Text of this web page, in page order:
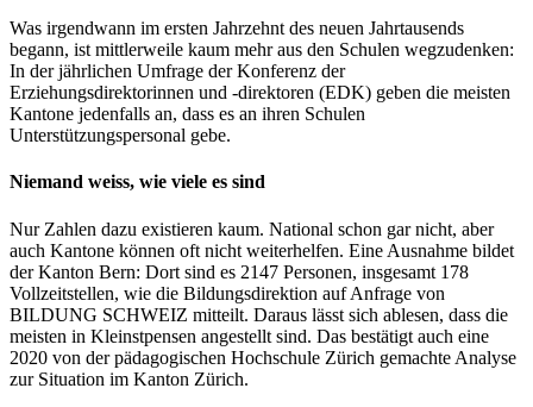
Was irgendwann im ersten Jahrzehnt des neuen Jahrtausends
begann, ist mittlerweile kaum mehr aus den Schulen wegzudenken:
In der jährlichen Umfrage der Konferenz der
Erziehungsdirektorinnen und -direktoren (EDK) geben die meisten
Kantone jedenfalls an, dass es an ihren Schulen
Unterstützungspersonal gebe.
Niemand weiss, wie viele es sind
Nur Zahlen dazu existieren kaum. National schon gar nicht, aber
auch Kantone können oft nicht weiterhelfen. Eine Ausnahme bildet
der Kanton Bern: Dort sind es 2147 Personen, insgesamt 178
Vollzeitstellen, wie die Bildungsdirektion auf Anfrage von
BILDUNG SCHWEIZ mitteilt. Daraus lässt sich ablesen, dass die
meisten in Kleinstpensen angestellt sind. Das bestätigt auch eine
2020 von der pädagogischen Hochschule Zürich gemachte Analyse
zur Situation im Kanton Zürich.